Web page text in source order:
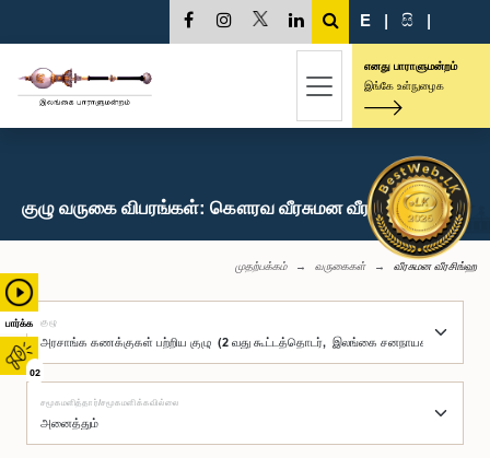
பார்க்க
02
E | සි |
எனது பாராளுமன்றம்
இங்கே உள்நுழைக
குழு வருகை விபரங்கள்: கௌரவ வீரசுமன வீரசிங்ஹ, பா.உ.
முதற்பக்கம் வருகைகள் வீரசுமன வீரசிங்ஹ
குழு
சமூகமளித்தார்/சமூகமளிக்கவில்லை